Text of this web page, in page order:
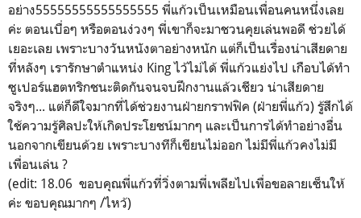
อย่าง55555555555555555 พี่แก้วเป็นเหมือนเพื่อนคนหนึ่งเลย
ค่ะ ตอนเบื่อๆ หรือตอนง่วงๆ พี่เขาก็จะมาชวนคุยเล่นพอดี ช่วยได้
เยอะเลย เพราะบางวันหนังตาอย่างหนัก แต่ก็เป็นเรื่องน่าเสียดาย
ที่หลังๆ เรารักษาตำแหน่ง King ไว้ไม่ได้ พี่แก้วแย่งไป เกือบได้ทำ
ซูเปอร์แฮตทริกชนะติดกันจนจบฝึกงานแล้วเชียว น่าเสียดาย
จริงๆ... แต่ก็ดีใจมากที่ได้ช่วยงานฝ่ายกราฟฟิค (ฝ่ายพี่แก้ว) รู้สึกได้
ใช้ความรู้ศิลปะให้เกิดประโยชน์มากๆ และเป็นการได้ทำอย่างอื่น
นอกจากเขียนด้วย เพราะบางทีก็เขียนไม่ออก ไม่มีพี่แก้วคงไม่มี
เพื่อนเล่น ?
(edit: 18.06 ขอบคุณพี่แก้วที่วิ่งตามพี่เพลียไปเพื่อขอลายเซ็นให้
ค่ะ ขอบคุณมากๆ /ไหว้)